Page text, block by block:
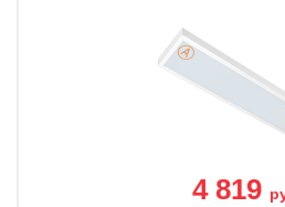
4 819